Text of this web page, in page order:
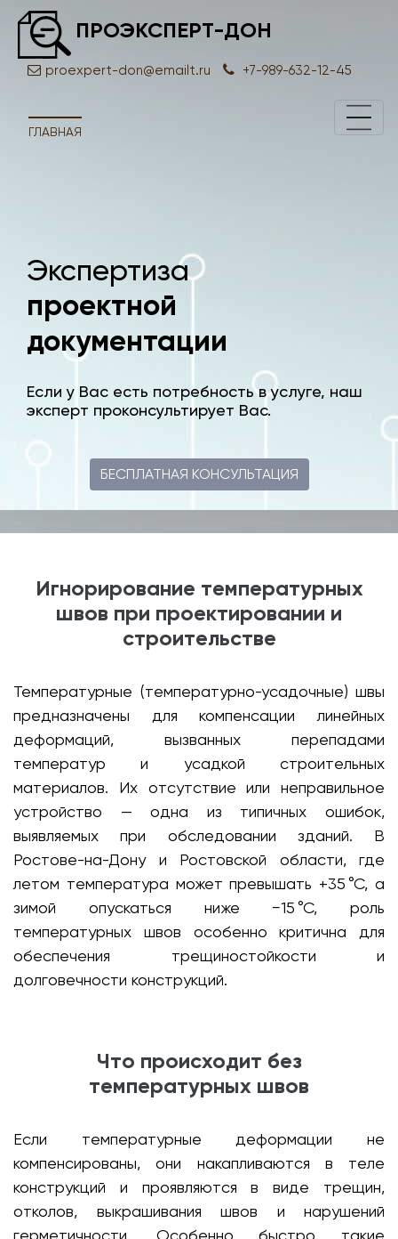
ПРОЭКСПЕРТ-ДОН
proexpert-don@emailt.ru +7-989-632-12-45
ГЛАВНАЯ
Экспертиза
проектной
документации
Если у Вас есть потребность в услуге, наш
эксперт проконсультирует Вас.
БЕСПЛАТНАЯ КОНСУЛЬТАЦИЯ
Игнорирование температурных
швов при проектировании и
строительстве
Температурные (температурно-усадочные) швы
предназначены для компенсации линейных
деформаций, вызванных перепадами
температур и усадкой строительных
материалов. Их отсутствие или неправильное
устройство — одна из типичных ошибок,
выявляемых при обследовании зданий. В
Ростове-на-Дону и Ростовской области, где
летом температура может превышать +35 °C, а
зимой опускаться ниже −15 °C, роль
температурных швов особенно критична для
обеспечения трещиностойкости и
долговечности конструкций.
Что происходит без
температурных швов
Если температурные деформации не
компенсированы, они накапливаются в теле
конструкций и проявляются в виде трещин,
отколов, выкрашивания швов и нарушений
герметичности. Особенно быстро такие